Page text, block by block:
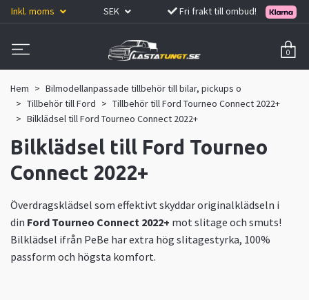
Inkl. moms SEK Fri frakt till ombud!
0
Hem
Bilmodellanpassade tillbehör till bilar, pickups o
Tillbehör till Ford
Tillbehör till Ford Tourneo Connect 2022+
Bilklädsel till Ford Tourneo Connect 2022+
Bilklädsel till Ford Tourneo
Connect 2022+
Överdragsklädsel som effektivt skyddar originalklädseln i
din Ford Tourneo Connect 2022+ mot slitage och smuts!
Bilklädsel ifrån PeBe har extra hög slitagestyrka, 100%
passform och högsta komfort.